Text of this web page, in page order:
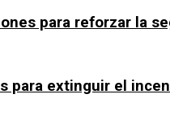
para reforzar la
para extinguir el